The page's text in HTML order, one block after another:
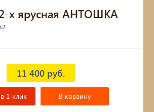
кровати
х ярусная АНТОШКА
11 400 руб.
В корзину
1 клик